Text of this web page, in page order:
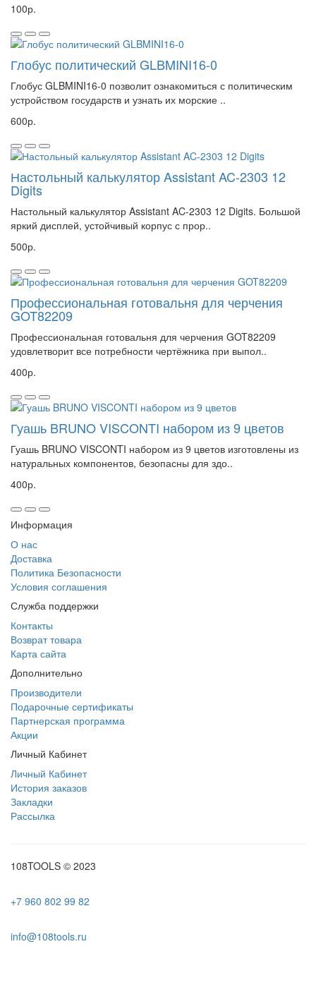
100р.
Глобус политический GLBMINI16-0
Глобус GLBMINI16-0 позволит ознакомиться с политическим
устройством государств и узнать их морские ..
600р.
Настольный калькулятор Assistant AC-2303 12
Digits
Настольный калькулятор Assistant AC-2303 12 Digits. Большой
яркий дисплей, устойчивый корпус с прор..
500р.
Профессиональная готовальня для черчения
GOT82209
Профессиональная готовальня для черчения GOT82209
удовлетворит все потребности чертёжника при выпол..
400р.
Гуашь BRUNO VISCONTI набором из 9 цветов
Гуашь BRUNO VISCONTI набором из 9 цветов изготовлены из
натуральных компонентов, безопасны для здо..
400р.
Информация
О нас
Доставка
Политика Безопасности
Условия соглашения
Служба поддержки
Контакты
Возврат товара
Карта сайта
Дополнительно
Производители
Подарочные сертификаты
Партнерская программа
Акции
Личный Кабинет
Личный Кабинет
История заказов
Закладки
Рассылка
108TOOLS © 2023
+7 960 802 99 82
info@108tools.ru